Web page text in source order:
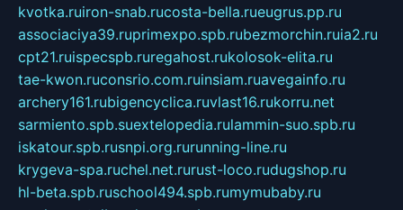
kvotka.ruiron-snab.rucosta-bella.rueugrus.pp.ru
associaciya39.ruprimexpo.spb.rubezmorchin.ruia2.ru
cpt21.ruispecspb.ruregahost.rukolosok-elita.ru
tae-kwon.ruconsrio.com.ruinsiam.ruavegainfo.ru
archery161.rubigencyclica.ruvlast16.rukorru.net
sarmiento.spb.suextelopedia.rulammin-suo.spb.ru
iskatour.spb.rusnpi.org.rurunning-line.ru
krygeva-spa.ruchel.net.rurust-loco.rudugshop.ru
hl-beta.spb.ruschool494.spb.rumymubaby.ru